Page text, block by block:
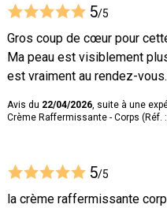
5/5
Gros coup de cœur pour
Ma peau est visiblement
est vraiment au rendez-
Avis du 22/04/2026, suite à une
Crème Raffermissante - Corps (Réf.
5/5
la crème raffermissante